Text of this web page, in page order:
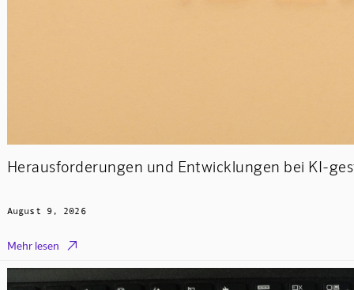
Herausforderungen und Entwicklungen bei KI-
August 9, 2026
Mehr lesen 